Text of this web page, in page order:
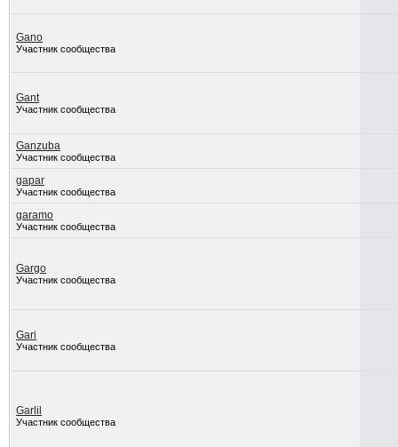
Gano
Участник сообщества
Gant
Участник сообщества
Ganzuba
Участник сообщества
gapar
Участник сообщества
garamo
Участник сообщества
Gargo
Участник сообщества
Gari
Участник сообщества
Garlil
Участник сообщества